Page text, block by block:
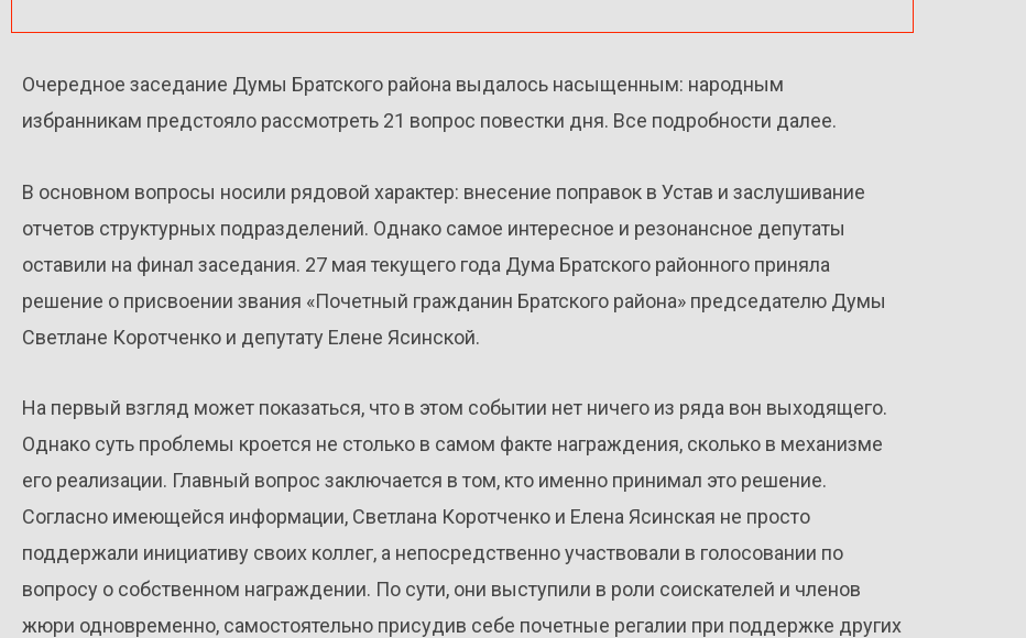
Очередное заседание Думы Братского района выдалось насыщенным: народным
избранникам предстояло рассмотреть 21 вопрос повестки дня. Все подробности далее.
В основном вопросы носили рядовой характер: внесение поправок в Устав и заслушивание
отчетов структурных подразделений. Однако самое интересное и резонансное депутаты
оставили на финал заседания. 27 мая текущего года Дума Братского районного приняла
решение о присвоении звания «Почетный гражданин Братского района» председателю Думы
Светлане Коротченко и депутату Елене Ясинской.
На первый взгляд может показаться, что в этом событии нет ничего из ряда вон выходящего.
Однако суть проблемы кроется не столько в самом факте награждения, сколько в механизме
его реализации. Главный вопрос заключается в том, кто именно принимал это решение.
Согласно имеющейся информации, Светлана Коротченко и Елена Ясинская не просто
поддержали инициативу своих коллег, а непосредственно участвовали в голосовании по
вопросу о собственном награждении. По сути, они выступили в роли соискателей и членов
жюри одновременно, самостоятельно присудив себе почетные регалии при поддержке других